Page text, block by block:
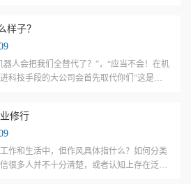
样子？
人会把我们全替代了？”，“应当不会！在机
科技手段的大公司会首先取代你们”这是在
修行
作和生活中，但作风具体指什么？如何分类
很多人并不十分清楚，或者认知上存在泛概